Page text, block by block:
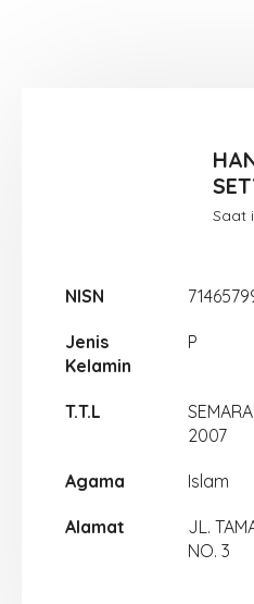
Saat
NISN
Jenis
Kelamin
P
T.T.L
2007
Agama Islam
Alamat
JL.
NO. 3